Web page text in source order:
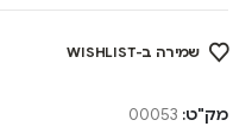
שמירה ב-WISHLIST
מק"ט: 00053